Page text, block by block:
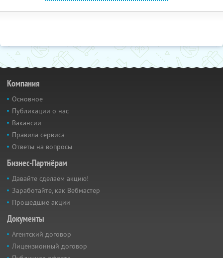
Компания
Основное
Публикации о нас
Вакансии
Правила сервиса
Ответы на вопросы
Бизнес-Партнёрам
Давайте сделаем акцию!
Заработайте, как Вебмастер
Прошедшие акции
Документы
Агентский договор
Лицензионный договор